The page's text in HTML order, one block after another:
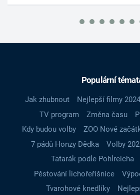
Populární
Jak zhubnout Nejlepší filmy 2024
TV program
Změna času
Kdy budou volby
ZOO Nové
7 pádů Honzy Dědka
Volby
Tatarák podle Pohlreicha
Pěstování lichořeřišnice
Tvarohové knedlíky